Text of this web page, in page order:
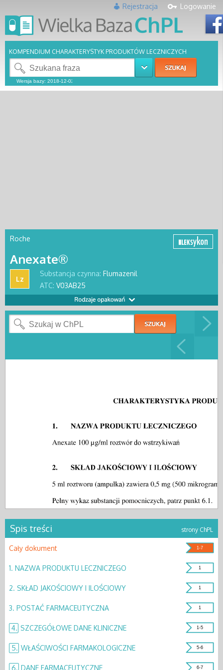
Logowanie
Rejestracja
KOMPENDIUM CHARAKTERYSTYK PRODUKTÓW LECZNICZYCH
Roche
Anexate®
Substancja czynna: Flumazenil
ATC: V03AB25
Lz
Spis treści strony ChPL
Cały dokument 1-7
1. NAZWA PRODUKTU LECZNICZEGO 1
2. SKŁAD JAKOŚCIOWY I ILOŚCIOWY 1
3. POSTAĆ FARMACEUTYCZNA 1
4. SZCZEGÓŁOWE DANE KLINICZNE 1-5
5. WŁAŚCIWOŚCI FARMAKOLOGICZNE 5-6
6. DANE FARMACEUTYCZNE 6-7